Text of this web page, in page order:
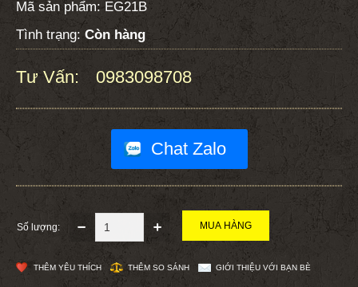
Mã sản phẩm: EG21B
Tình trạng: Còn hàng
Tư Vấn: 0983098708
Chat Zalo
Số lượng:
THÊM YÊU THÍCH THÊM SO SÁNH GIỚI THIỆU VỚI BẠN BÈ